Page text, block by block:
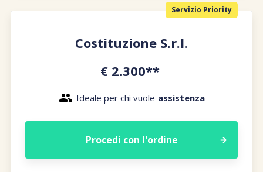
Costituzione S.r.l.
€ 2.300**
Ideale per chi vuole assistenza
Procedi con l'ordine
Servizio Priority